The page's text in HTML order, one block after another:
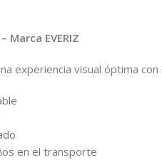
Marca EVERIZ
experiencia visual óptima
en el transporte